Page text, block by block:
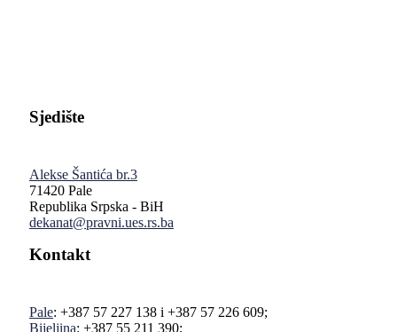
Sjedište
Alekse Šantića br.3
71420 Pale
Republika Srpska - BiH
dekanat@pravni.ues.rs.ba
Kontakt
Pale: +387 57 227 138 i +387 57 226 609;
Bijeljina: +387 55 211 390;